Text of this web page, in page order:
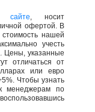
сайте , носит
офертой. В
нашей
учесть
Цены, указанные
отличаться от
или евро
Чтобы узнать
менеджерам по